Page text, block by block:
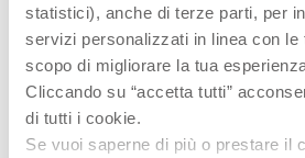
statistici), anche di terze parti, per
servizi personalizzati in linea con le
scopo di migliorare la tua
Cliccando su “accetta tutti”
di tutti i cookie.
Se vuoi saperne di più o prestare il
Der Sitz lässt sich in 4
Positionen (+8 cm)
erweitern –
unabhängig von der
Kopfstütze – um
zusätzlichen
Schulterraum zu bieten
und sich dem
Die
so
150